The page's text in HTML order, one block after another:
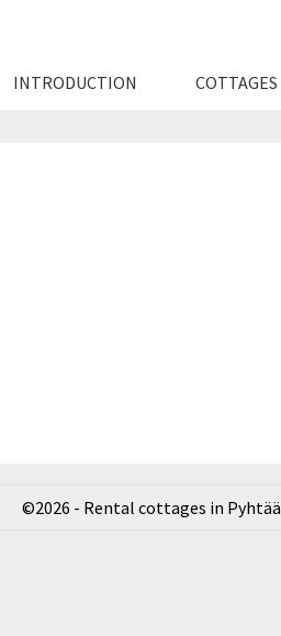
INTRODUCTION COTTAGES
©2026 - Rental cottages in Pyhtää